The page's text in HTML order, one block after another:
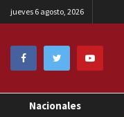
jueves 6 agosto, 2026
Nacionales